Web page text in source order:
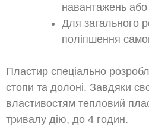
навантажень
Для загального
поліпшення
Пластир спеціально
стопи та долоні. Завдяки
властивостям тепловий
тривалу дію, до 4 годин.